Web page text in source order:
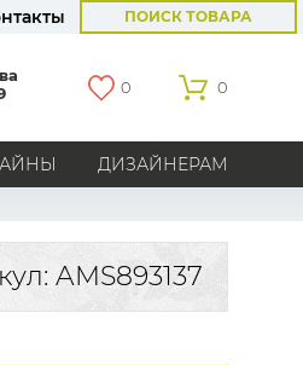
ПОИСК ТОВАРА
0 0
ДИЗАЙНЕРАМ
Германия
Все страны
AMS893137